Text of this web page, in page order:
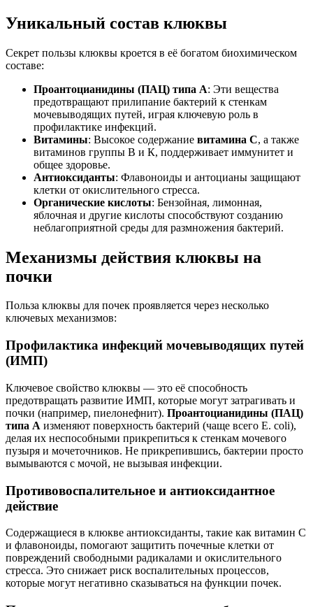
Уникальный состав клюквы
Секрет пользы клюквы кроется в её богатом биохимическом
составе:
Проантоцианидины (ПАЦ) типа А: Эти вещества
предотвращают прилипание бактерий к стенкам
мочевыводящих путей, играя ключевую роль в
профилактике инфекций.
Витамины: Высокое содержание витамина С, а также
витаминов группы В и К, поддерживает иммунитет и
общее здоровье.
Антиоксиданты: Флавоноиды и антоцианы защищают
клетки от окислительного стресса.
Органические кислоты: Бензойная, лимонная,
яблочная и другие кислоты способствуют созданию
неблагоприятной среды для размножения бактерий.
Механизмы действия клюквы на
почки
Польза клюквы для почек проявляется через несколько
ключевых механизмов:
Профилактика инфекций мочевыводящих путей
(ИМП)
Ключевое свойство клюквы — это её способность
предотвращать развитие ИМП, которые могут затрагивать и
почки (например, пиелонефнит). Проантоцианидины (ПАЦ)
типа А изменяют поверхность бактерий (чаще всего E. coli),
делая их неспособными прикрепиться к стенкам мочевого
пузыря и мочеточников. Не прикрепившись, бактерии просто
вымываются с мочой, не вызывая инфекции.
Противовоспалительное и антиоксидантное
действие
Содержащиеся в клюкве антиоксиданты, такие как витамин С
и флавоноиды, помогают защитить почечные клетки от
повреждений свободными радикалами и окислительного
стресса. Это снижает риск воспалительных процессов,
которые могут негативно сказываться на функции почек.